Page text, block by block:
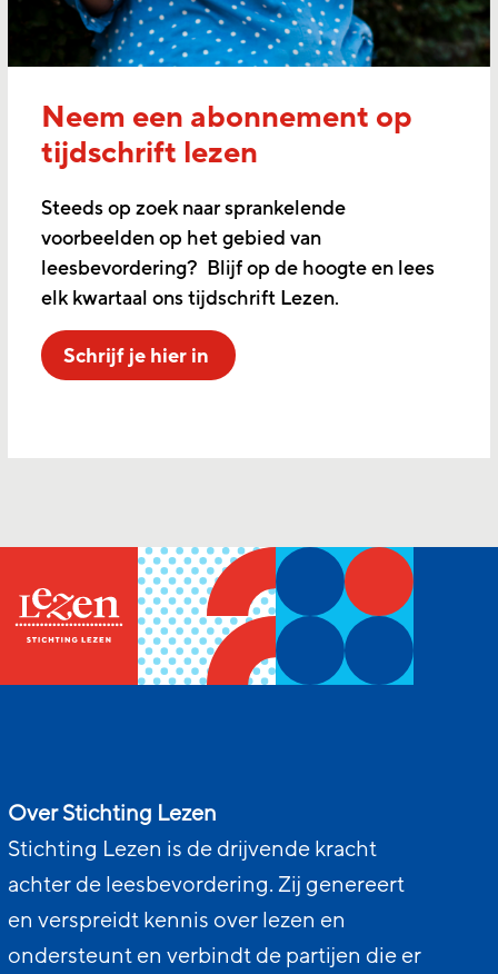
Neem een abonnement op
tijdschrift lezen
Steeds op zoek naar sprankelende
voorbeelden op het gebied van
leesbevordering? Blijf op de hoogte en lees
elk kwartaal ons tijdschrift Lezen.
Schrijf je hier in
Over Stichting Lezen
Stichting Lezen is de drijvende kracht
achter de leesbevordering. Zij genereert
en verspreidt kennis over lezen en
ondersteunt en verbindt de partijen die er